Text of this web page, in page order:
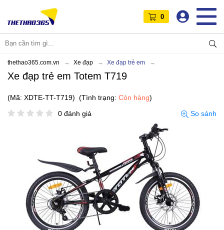
0
thethao365.com.vn Xe đạp Xe đạp trẻ em
Xe đạp trẻ em Totem T719
(Mã: XDTE-TT-T719) (Tình trạng: Còn hàng)
0 đánh giá
So sánh